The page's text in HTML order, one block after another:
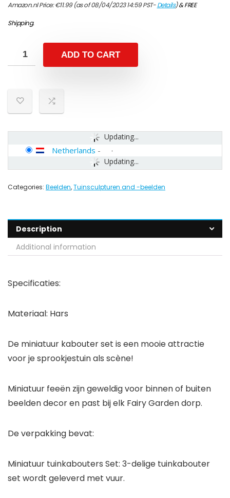
Amazon.nl Price:€11.99(as of 08/04/2023 14:59 PST-Details)&FREE
Shipping.
ADD TO CART
Updating...
Updating...
Netherlands -
Categories: Beelden,Tuinsculpturen and -beelden
Description
Additional information
Specificaties:
Materiaal: Hars
De miniatuur kabouter set is een mooie attractie
voor je sprookjestuin als scène!
Miniatuur feeën zijn geweldig voor binnen of buiten
beelden decor en past bij elk Fairy Garden dorp.
De verpakking bevat:
Miniatuur tuinkabouters Set: 3-delige tuinkabouter
set wordt geleverd met vuur.